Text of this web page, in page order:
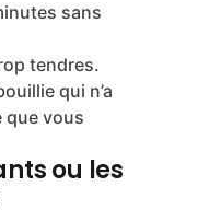
le meloso,
La
le
plus élevé.
murciens
Leur
des cuissons
sans